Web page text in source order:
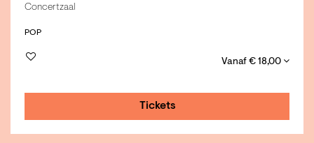
Concertzaal
POP
Vanaf € 18,00
Tickets